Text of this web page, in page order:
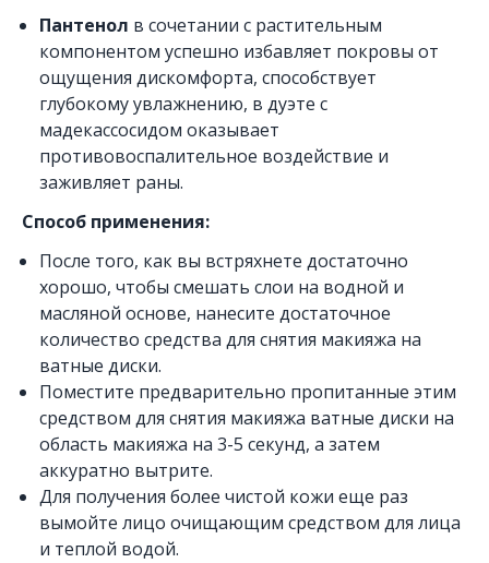
Пантенол в сочетании с растительным
компонентом успешно избавляет покровы от
ощущения дискомфорта, способствует
глубокому увлажнению, в дуэте с
мадекассосидом оказывает
противовоспалительное воздействие и
заживляет раны.
Способ применения:
После того, как вы встряхнете достаточно
хорошо, чтобы смешать слои на водной и
масляной основе, нанесите достаточное
количество средства для снятия макияжа на
ватные диски.
Поместите предварительно пропитанные этим
средством для снятия макияжа ватные диски на
область макияжа на 3-5 секунд, а затем
аккуратно вытрите.
Для получения более чистой кожи еще раз
вымойте лицо очищающим средством для лица
и теплой водой.